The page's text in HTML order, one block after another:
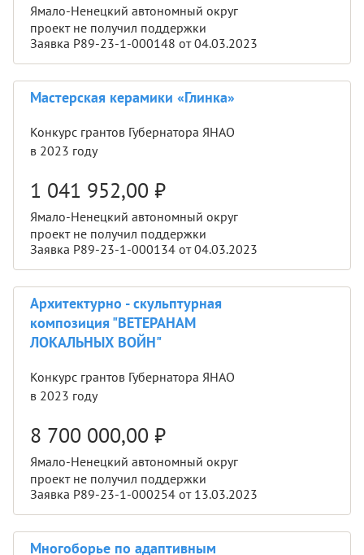
Ямало-Ненецкий автономный округ
проект не получил поддержки
Заявка Р89-23-1-000148 от 04.03.2023
Мастерская керамики «Глинка»
Конкурс грантов Губернатора ЯНАО
в 2023 году
1 041 952,00 ₽
Ямало-Ненецкий автономный округ
проект не получил поддержки
Заявка Р89-23-1-000134 от 04.03.2023
Архитектурно - скульптурная
композиция "ВЕТЕРАНАМ
ЛОКАЛЬНЫХ ВОЙН"
Конкурс грантов Губернатора ЯНАО
в 2023 году
8 700 000,00 ₽
Ямало-Ненецкий автономный округ
проект не получил поддержки
Заявка Р89-23-1-000254 от 13.03.2023
Многоборье по адаптивным